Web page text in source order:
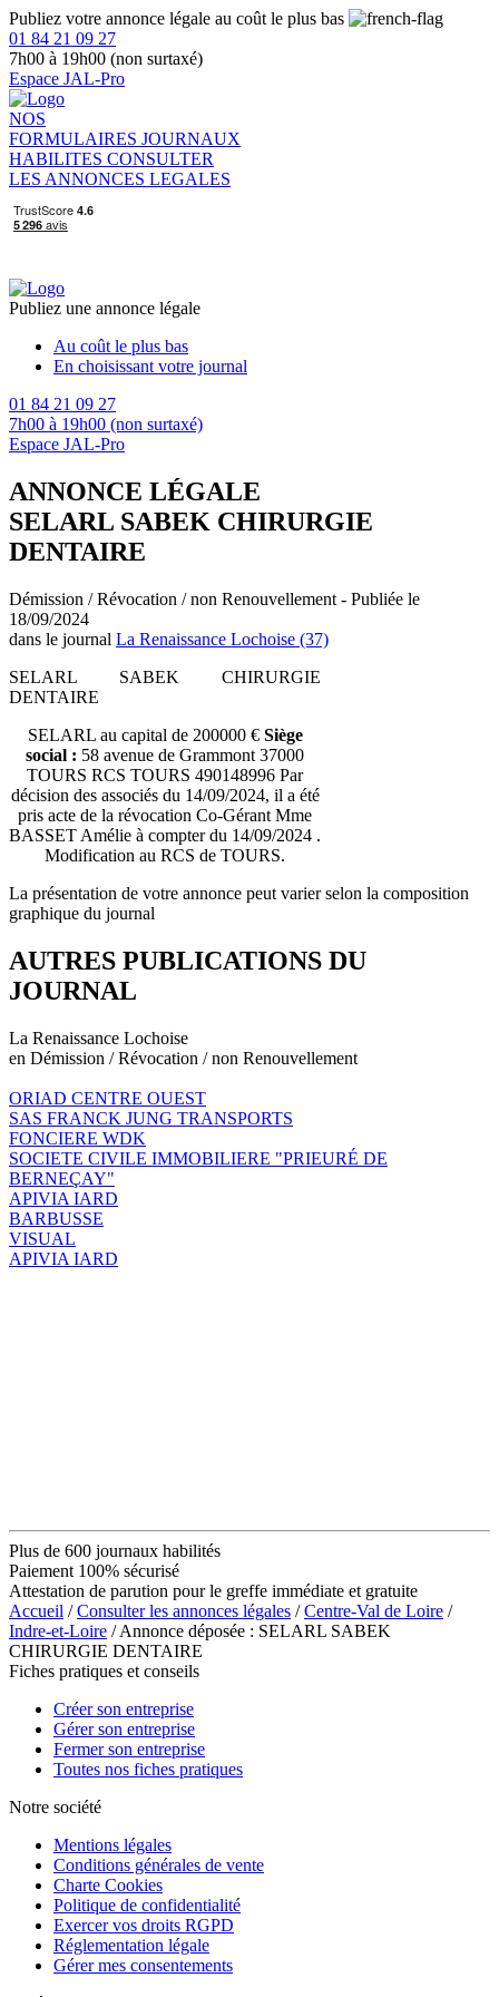
Publiez votre annonce légale au coût le plus bas
01 84 21 09 27
7h00 à 19h00 (non surtaxé)
Espace JAL-Pro
NOS
FORMULAIRES JOURNAUX
HABILITES CONSULTER
LES ANNONCES LEGALES
Publiez une annonce légale
Au coût le plus bas
En choisissant votre journal
01 84 21 09 27
7h00 à 19h00 (non surtaxé)
Espace JAL-Pro
ANNONCE LÉGALE
SELARL SABEK CHIRURGIE
DENTAIRE
Démission / Révocation / non Renouvellement - Publiée le
18/09/2024
dans le journal La Renaissance Lochoise (37)
SELARL SABEK CHIRURGIE
DENTAIRE
SELARL au capital de 200000 € Siège
social : 58 avenue de Grammont 37000
TOURS RCS TOURS 490148996 Par
décision des associés du 14/09/2024, il a été
pris acte de la révocation Co-Gérant Mme
BASSET Amélie à compter du 14/09/2024 .
Modification au RCS de TOURS.
La présentation de votre annonce peut varier selon la composition
graphique du journal
AUTRES PUBLICATIONS DU
JOURNAL
La Renaissance Lochoise
en Démission / Révocation / non Renouvellement
ORIAD CENTRE OUEST
SAS FRANCK JUNG TRANSPORTS
FONCIERE WDK
SOCIETE CIVILE IMMOBILIERE "PRIEURÉ DE
BERNEÇAY"
APIVIA IARD
BARBUSSE
VISUAL
APIVIA IARD
Plus de 600 journaux habilités
Paiement 100% sécurisé
Attestation de parution pour le greffe immédiate et gratuite
Accueil /Consulter les annonces légales /Centre-Val de Loire /
Indre-et-Loire / Annonce déposée : SELARL SABEK
CHIRURGIE DENTAIRE
Fiches pratiques et conseils
Créer son entreprise
Gérer son entreprise
Fermer son entreprise
Toutes nos fiches pratiques
Notre société
Mentions légales
Conditions générales de vente
Charte Cookies
Politique de confidentialité
Exercer vos droits RGPD
Réglementation légale
Gérer mes consentements